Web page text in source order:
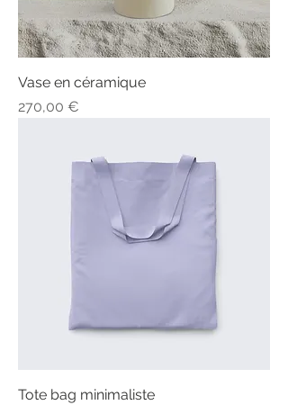
Vase en céramique
Prix
270,00 €
Tote bag minimaliste